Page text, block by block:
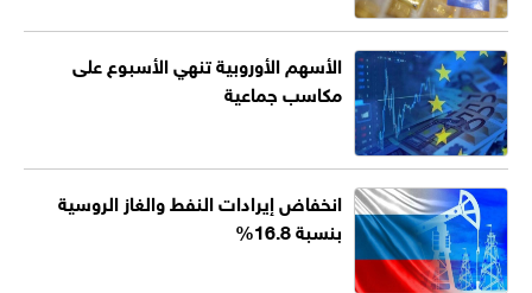
الأسهم الأوروبية تنهي الأسبوع على
مكاسب جماعية
انخفاض إيرادات النفط والغاز الروسية
بنسبة 16.8%